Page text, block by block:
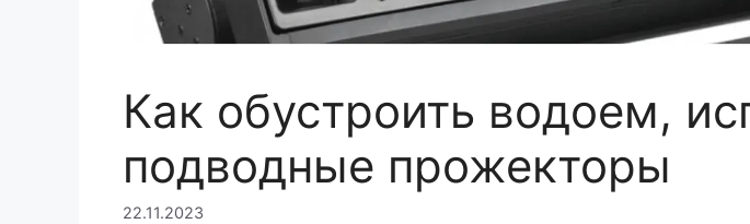
Как обустроить водоем,
подводные прожекторы
22.11.2023